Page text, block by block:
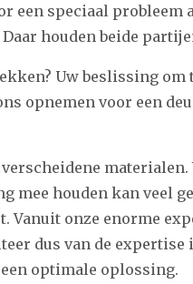
een speciaal probleem
houden beide
Uw beslissing om
opnemen voor een
materialen.
mee houden kan veel
Vanuit onze enorme
dus van de
optimale oplossing.